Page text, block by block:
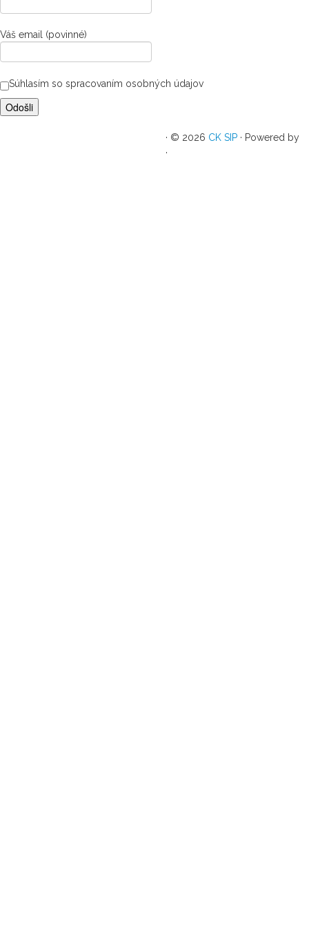
Váš email (povinné)
Súhlasím so spracovaním osobných údajov
· © 2026 CK SIP · Powered by
·